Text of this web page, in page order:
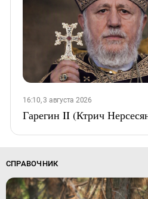
16:10, 3 августа 2026
Гарегин II (Ктрич
СПРАВОЧНИК